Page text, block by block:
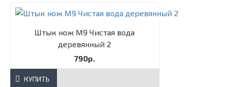
Штык нож М9 Чистая вода
деревянный 2
790р.
КУПИТЬ